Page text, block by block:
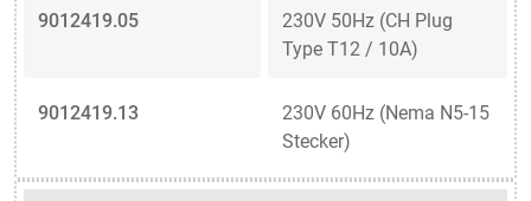
9012419.05
230V 50Hz (CH Plug
Type T12 / 10A)
9012419.13
230V 60Hz (Nema N5-15
Stecker)